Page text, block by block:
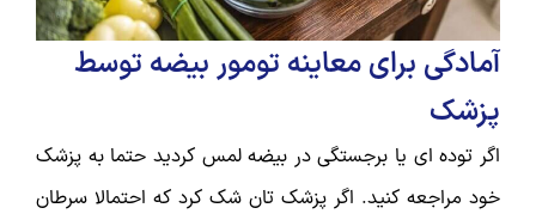
آمادگی برای معاینه تومور بیضه توسط
پزشک
اگر توده ای یا برجستگی در بیضه لمس کردید حتما به پزشک
خود مراجعه کنید. اگر پزشک تان شک کرد که احتمالا سرطان